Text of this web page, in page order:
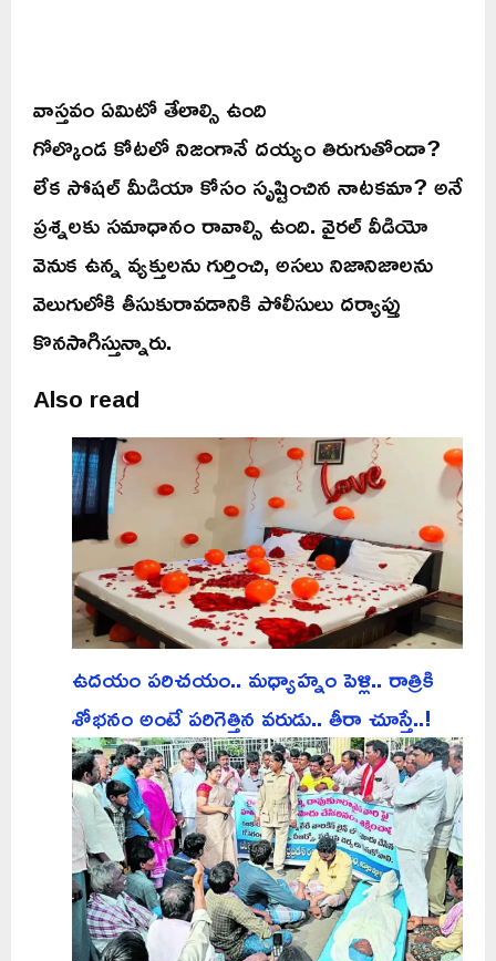
వాస్తవం ఏమిటో తేలాల్సి ఉంది
గోల్కొండ కోటలో నిజంగానే దయ్యం తిరుగుతోందా?
లేక సోషల్ మీడియా కోసం సృష్టించిన నాటకమా? అనే
ప్రశ్నలకు సమాధానం రావాల్సి ఉంది. వైరల్ వీడియో
వెనుక ఉన్న వ్యక్తులను గుర్తించి, అసలు నిజానిజాలను
వెలుగులోకి తీసుకురావడానికి పోలీసులు దర్యాప్తు
కొనసాగిస్తున్నారు.
Also read
ఉదయం పరిచయం.. మధ్యాహ్నం పెళ్లి.. రాత్రికి
శోభనం అంటే పరిగెత్తిన వరుడు.. తీరా చూస్తే..!